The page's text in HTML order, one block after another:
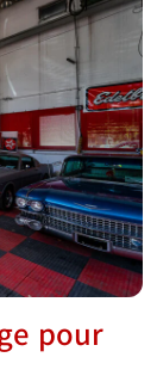
pour